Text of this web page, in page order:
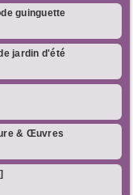
guinguette
jardin d'été
& Œuvres